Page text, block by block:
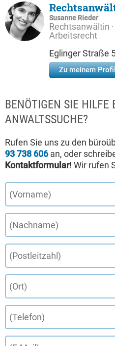
Susanne Rieder
Rechtsanwältin
Arbeitsrecht
Eglinger Straße
Zu meinem
BENÖTIGEN SIE HILFE
ANWALTSSUCHE?
Rufen Sie uns zu den
93 738 606an, oder
Kontaktformular! Wir rufen